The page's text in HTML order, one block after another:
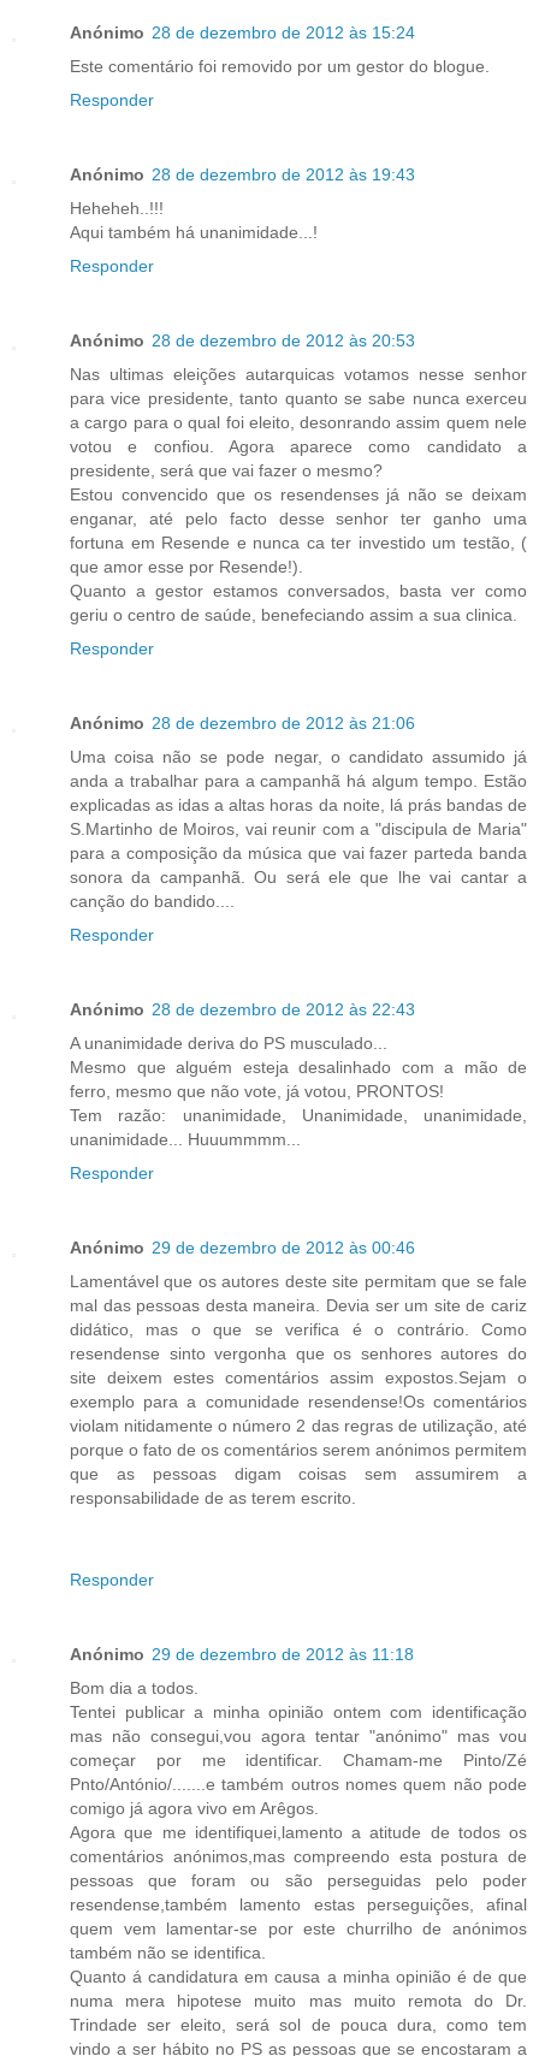
Anónimo 28 de dezembro de 2012 às 15:24
Este comentário foi removido por um gestor do blogue.
Responder
Anónimo 28 de dezembro de 2012 às 19:43
Heheheh..!!!
Aqui também há unanimidade...!
Responder
Anónimo 28 de dezembro de 2012 às 20:53
Nas ultimas eleições autarquicas votamos nesse senhor
para vice presidente, tanto quanto se sabe nunca exerceu
a cargo para o qual foi eleito, desonrando assim quem nele
votou e confiou. Agora aparece como candidato a
presidente, será que vai fazer o mesmo?
Estou convencido que os resendenses já não se deixam
enganar, até pelo facto desse senhor ter ganho uma
fortuna em Resende e nunca ca ter investido um testão, (
que amor esse por Resende!).
Quanto a gestor estamos conversados, basta ver como
geriu o centro de saúde, benefeciando assim a sua clinica.
Responder
Anónimo 28 de dezembro de 2012 às 21:06
Uma coisa não se pode negar, o candidato assumido já
anda a trabalhar para a campanhã há algum tempo. Estão
explicadas as idas a altas horas da noite, lá prás bandas de
S.Martinho de Moiros, vai reunir com a "discipula de Maria"
para a composição da música que vai fazer parteda banda
sonora da campanhã. Ou será ele que lhe vai cantar a
canção do bandido....
Responder
Anónimo 28 de dezembro de 2012 às 22:43
A unanimidade deriva do PS musculado...
Mesmo que alguém esteja desalinhado com a mão de
ferro, mesmo que não vote, já votou, PRONTOS!
Tem razão: unanimidade, Unanimidade, unanimidade,
unanimidade... Huuummmm...
Responder
Anónimo 29 de dezembro de 2012 às 00:46
Lamentável que os autores deste site permitam que se fale
mal das pessoas desta maneira. Devia ser um site de cariz
didático, mas o que se verifica é o contrário. Como
resendense sinto vergonha que os senhores autores do
site deixem estes comentários assim expostos.Sejam o
exemplo para a comunidade resendense!Os comentários
violam nitidamente o número 2 das regras de utilização, até
porque o fato de os comentários serem anónimos permitem
que as pessoas digam coisas sem assumirem a
responsabilidade de as terem escrito.
Responder
Anónimo 29 de dezembro de 2012 às 11:18
Bom dia a todos.
Tentei publicar a minha opinião ontem com identificação
mas não consegui,vou agora tentar "anónimo" mas vou
começar por me identificar. Chamam-me Pinto/Zé
Pnto/António/.......e também outros nomes quem não pode
comigo já agora vivo em Arêgos.
Agora que me identifiquei,lamento a atitude de todos os
comentários anónimos,mas compreendo esta postura de
pessoas que foram ou são perseguidas pelo poder
resendense,também lamento estas perseguições, afinal
quem vem lamentar-se por este churrilho de anónimos
também não se identifica.
Quanto á candidatura em causa a minha opinião é de que
numa mera hipotese muito mas muito remota do Dr.
Trindade ser eleito, será sol de pouca dura, como tem
vindo a ser hábito no PS as pessoas que se encostaram a